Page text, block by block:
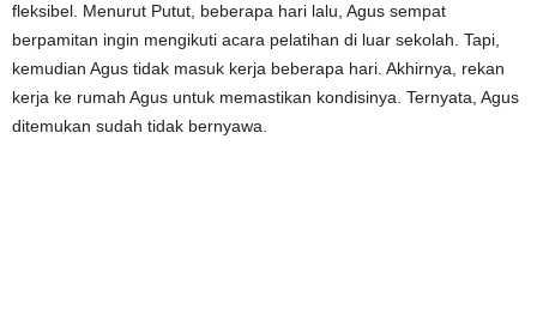
fleksibel. Menurut Putut, beberapa hari lalu, Agus sempat
berpamitan ingin mengikuti acara pelatihan di luar sekolah. Tapi,
kemudian Agus tidak masuk kerja beberapa hari. Akhirnya, rekan
kerja ke rumah Agus untuk memastikan kondisinya. Ternyata, Agus
ditemukan sudah tidak bernyawa.